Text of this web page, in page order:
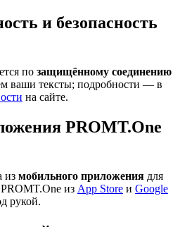
и безопасность
по защищённому соединению
ваши тексты; подробности — в
на сайте.
PROMT.One
из мобильного приложения для
из App Store и Google
рукой.